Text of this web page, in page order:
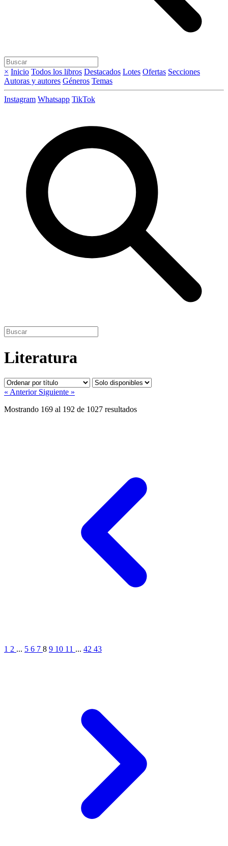
× Inicio Todos los libros Destacados Lotes Ofertas Secciones
Autoras y autores Géneros Temas
Instagram Whatsapp TikTok
Literatura
« Anterior Siguiente »
Mostrando 169 al 192 de 1027 resultados
1 2 ... 5 6 7 8 9 10 11 ... 42 43